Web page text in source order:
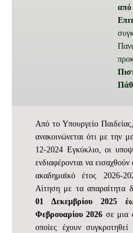
Από το Υπουργείο
ανακοινώνεται ότι με
12-2024 Εγκύκλιο, οι
ενδιαφέρονται να
ακαδημαϊκό έτος 2026-
Αίτηση με τα απαραίτητα
01 Δεκεμβρίου 2025
Φεβρουαρίου 2026 σε μια
οποίες έχουν